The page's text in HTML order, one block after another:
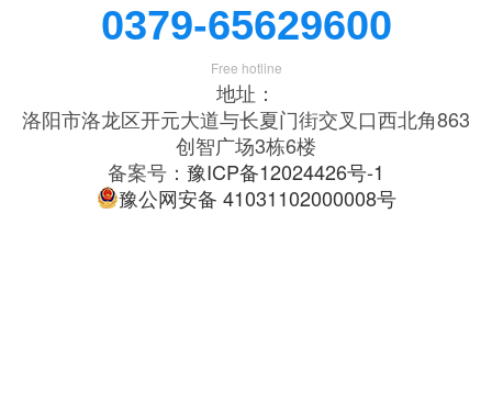
0379-65629600
Free hotline
地址：
洛阳市洛龙区开元大道与长夏门街交叉口西北角863
创智广场3栋6楼
备案号： 豫ICP备12024426号-1
豫公网安备 41031102000008号